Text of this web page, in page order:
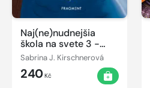
Naj(ne)nudnejšia
škola na svete 3 -
Unesená učiteľka
Sabrina J. Kirschnerová
240Kč